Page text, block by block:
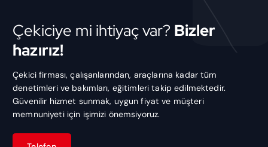
Çekiciye mi ihtiyaç var? Bizler
hazırız!
Çekici firması, çalışanlarından, araçlarına kadar tüm
denetimleri ve bakımları, eğitimleri takip edilmektedir.
Güvenilir hizmet sunmak, uygun fiyat ve müşteri
memnuniyeti için işimizi önemsiyoruz.